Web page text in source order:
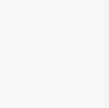
Imbonati, 89 20159 Milano